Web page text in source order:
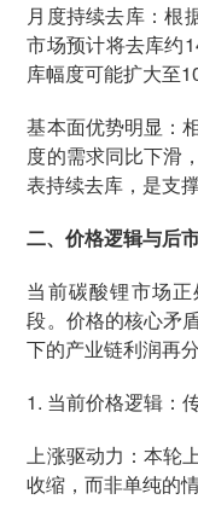
月度持续去库：根
市场预计将去库约
库幅度可能扩大至
基本面优势明显：
度的需求同比下滑
表持续去库，是支
二、价格逻辑与后
当前碳酸锂市场正
段。价格的核心矛
下的产业链利润再分
1. 当前价格逻辑：
上涨驱动力：本轮
收缩，而非单纯的情